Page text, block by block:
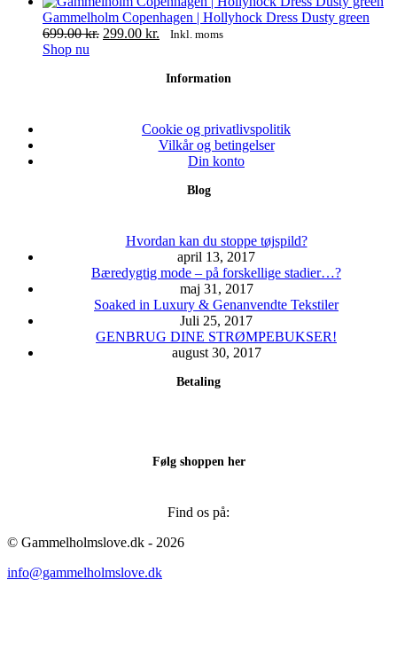
kan
vælges
var:
699.00 kr..
er:
299.00 kr..
har
flere
Gammelholm Copenhagen | Hollyhock Dress Dusty green
699.00kr. Den
299.00 kr. Den
er:
Inkl. moms
Shop nu
Mulighederne
Information
Cookie og privatlivspolitik
Vilkår og betingelser
Din konto
Blog
Hvordan kan du stoppe tøjspild?
april 13, 2017
Bæredygtig mode – på forskellige stadier…?
maj 31, 2017
Soaked in Luxury & Genanvendte Tekstiler
Juli 25, 2017
GENBRUG DINE STRØMPEBUKSER!
august 30, 2017
Betaling
Følg shoppen her
Find os på:
© Gammelholmslove.dk - 2026
info@gammelholmslove.dk